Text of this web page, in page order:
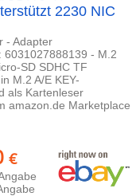
2230 NIC
- Adapter
6031027888139 - M.2
SD SDHC TF
M.2 A/E KEY-
als Kartenleser
amazon.de Marketplace
€